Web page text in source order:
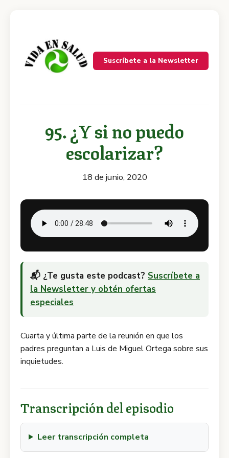
Suscríbete a la Newsletter
95. ¿Y si no puedo
escolarizar?
18 de junio, 2020
📬 ¿Te gusta este podcast? Suscríbete a
la Newsletter y obtén ofertas
especiales
Cuarta y última parte de la reunión en que los
padres preguntan a Luis de Miguel Ortega sobre sus
inquietudes.
Transcripción del episodio
Leer transcripción completa